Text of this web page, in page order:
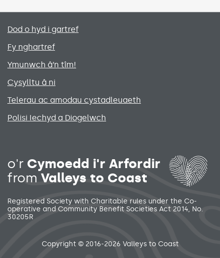
Primary footer menu
Dod o hyd i gartref
Fy nghartref
Ymunwch â’n tîm!
Cysylltu â ni
Telerau ac amodau cystadleuaeth
Polisi Iechyd a Diogelwch
o'r Cymoedd i'r Arfordir
from Valleys to Coast
Registered Society with Charitable rules under the Co-
operative and Community Benefit Societies Act 2014, No.
30205R
Copyright © 2016-2026 Valleys to Coast